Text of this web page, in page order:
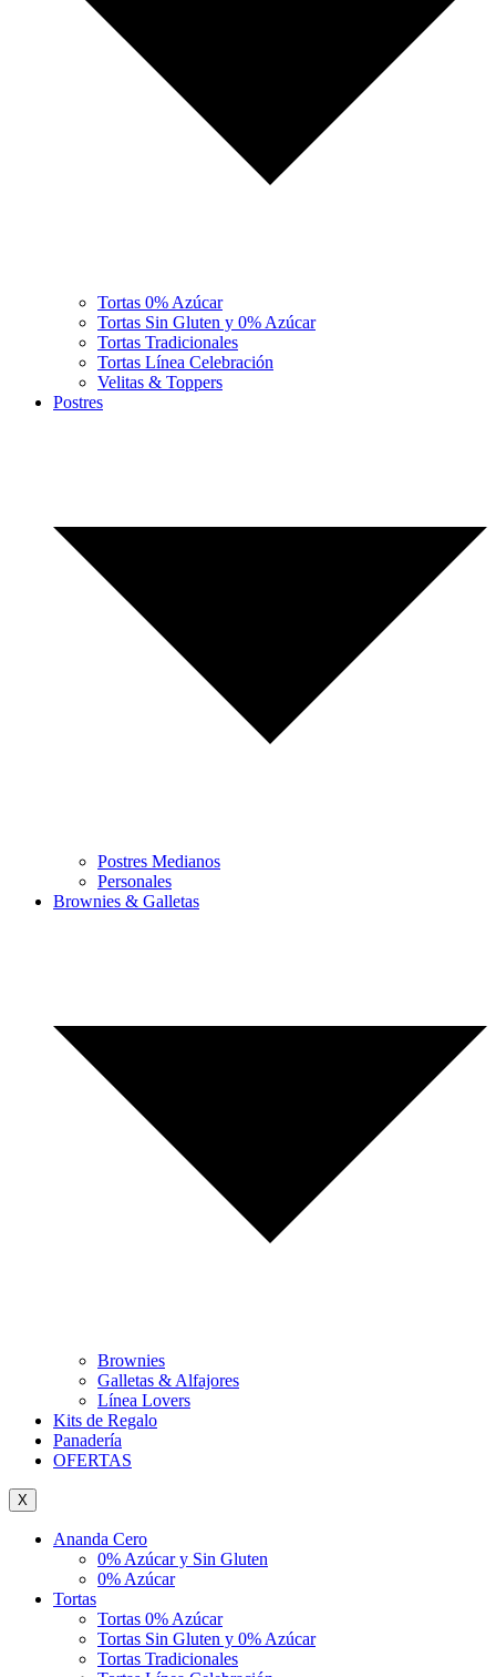
Tortas 0% Azúcar
Tortas Sin Gluten y 0% Azúcar
Tortas Tradicionales
Tortas Línea Celebración
Velitas & Toppers
Postres
Postres Medianos
Personales
Brownies & Galletas
Brownies
Galletas & Alfajores
Línea Lovers
Kits de Regalo
Panadería
OFERTAS
X
Ananda Cero
0% Azúcar y Sin Gluten
0% Azúcar
Tortas
Tortas 0% Azúcar
Tortas Sin Gluten y 0% Azúcar
Tortas Tradicionales